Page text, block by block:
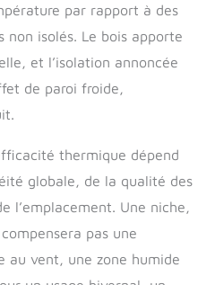
toxique garantit
un usage sans
odeur chimique,
environnement
compagnon.
ET ROBUSTE :
Grâce aux trous
niche chien
extérieur se
par rapport à des
non isolés. Le bois apporte
et l’isolation annoncée
de paroi froide,
thermique dépend
globale, de la qualité des
l’emplacement. Une niche,
pas une
au vent, une zone humide